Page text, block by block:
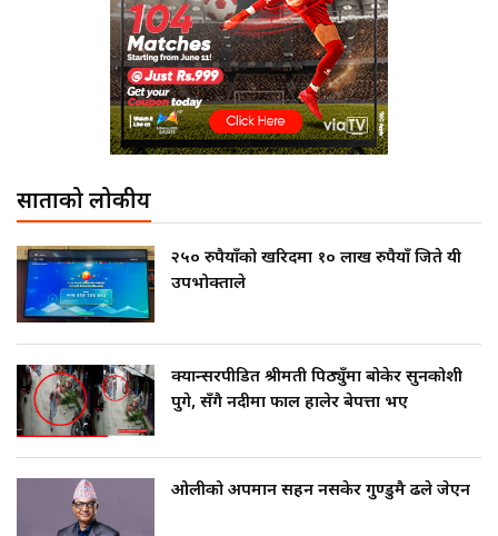
साताको लोकप्रीय
२५० रुपैयाँको खरिदमा १० लाख रुपैयाँ जिते यी
उपभोक्ताले
क्यान्सरपीडित श्रीमती पिठ्युँमा बोकेर सुनकोशी
पुगे, सँगै नदीमा फाल हालेर बेपत्ता भए
ओलीको अपमान सहन नसकेर गुण्डुमै ढले जेएन